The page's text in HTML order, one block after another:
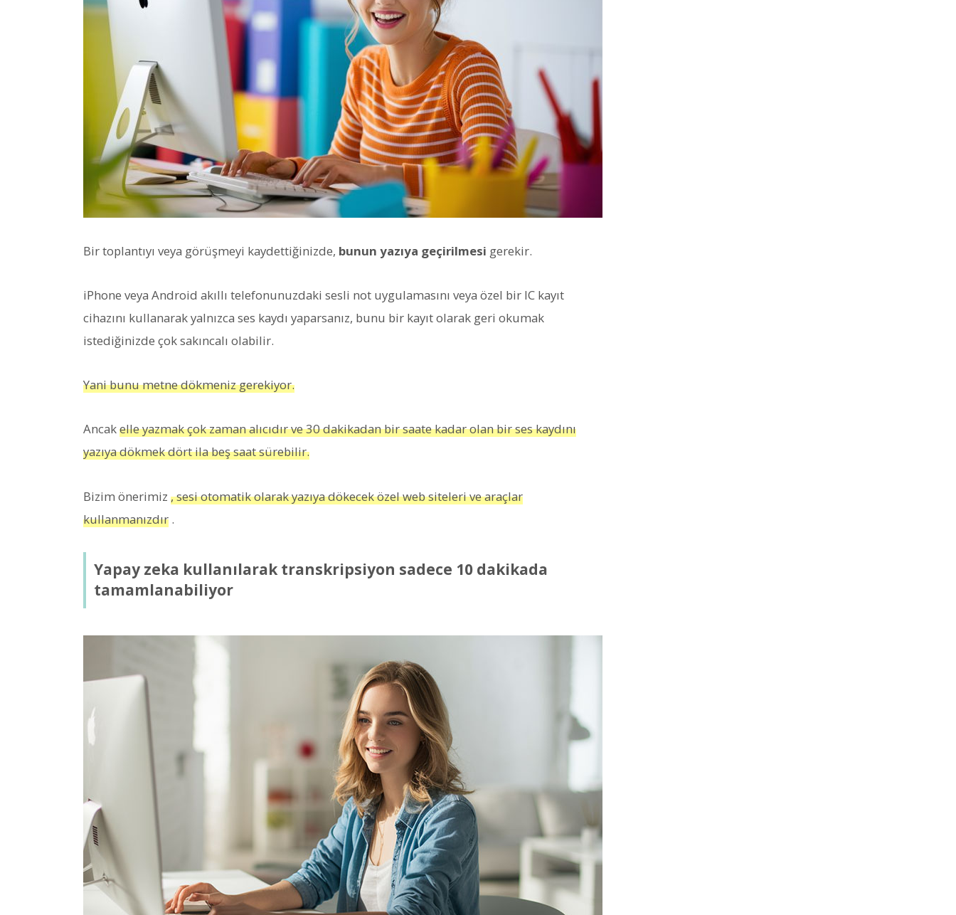
Bir toplantıyı veya görüşmeyi kaydettiğinizde, bunun yazıya geçirilmesi gerekir.
iPhone veya Android akıllı telefonunuzdaki sesli not uygulamasını veya özel bir IC kayıt
cihazını kullanarak yalnızca ses kaydı yaparsanız, bunu bir kayıt olarak geri okumak
istediğinizde çok sakıncalı olabilir.
Yani bunu metne dökmeniz gerekiyor.
Ancakelle yazmak çok zaman alıcıdır ve 30 dakikadan bir saate kadar olan bir ses kaydını
yazıya dökmek dört ila beş saat sürebilir.
Bizim önerimiz , sesi otomatik olarak yazıya dökecek özel web siteleri ve araçlar
kullanmanızdır .
Yapay zeka kullanılarak transkripsiyon sadece 10 dakikada
tamamlanabiliyor